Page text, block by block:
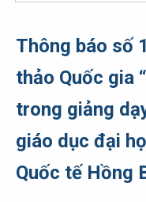
Thông báo số
thảo Quốc gia
trong giảng
giáo dục đại
Quốc tế Hồng